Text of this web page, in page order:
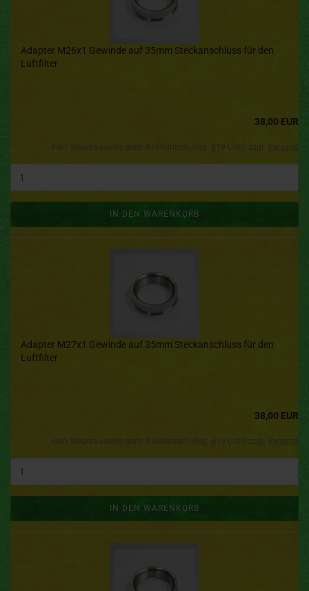
Adapter M26x1 Gewinde auf 35mm Steckanschluss für den
Luftfilter
38,00 EUR
IN DEN WARENKORB
Adapter M27x1 Gewinde auf 35mm Steckanschluss für den
Luftfilter
38,00 EUR
IN DEN WARENKORB